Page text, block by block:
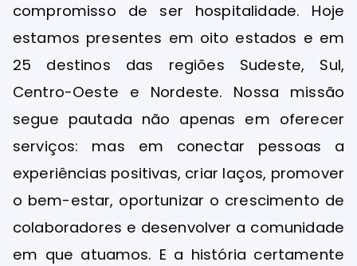
compromisso de ser hospitalidade. Hoje
estamos presentes em oito estados e em
25 destinos das regiões Sudeste, Sul,
Centro-Oeste e Nordeste. Nossa missão
segue pautada não apenas em oferecer
serviços: mas em conectar pessoas a
experiências positivas, criar laços, promover
o bem-estar, oportunizar o crescimento de
colaboradores e desenvolver a comunidade
em que atuamos. E a história certamente